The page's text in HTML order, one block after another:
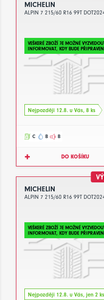
MICHELIN
ALPIN 7 215/60 R16 99T
VEŠKERÉ ZBOŽÍ JE MOŽNÉ
INFORMOVAT, KDY BUDE
Nejpozději 12.8. u Vás, 8 ks
C B B
DO KOŠÍKU
MICHELIN
ALPIN 7 215/60 R16 99T
VEŠKERÉ ZBOŽÍ JE MOŽNÉ
INFORMOVAT, KDY BUDE
Nejpozději 12.8. u Vás, jen 2 ks